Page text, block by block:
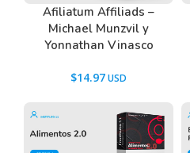
Afiliatum Affiliads –
Michael Munzvil y
Yonnathan Vinasco
$14.97